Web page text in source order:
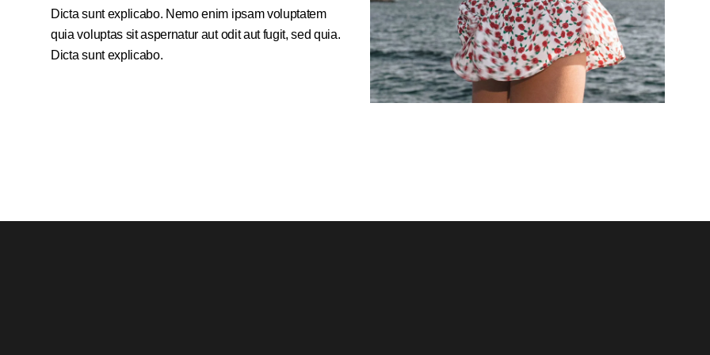
Dicta sunt explicabo. Nemo enim ipsam voluptatem
quia voluptas sit aspernatur aut odit aut fugit, sed quia.
Dicta sunt explicabo.